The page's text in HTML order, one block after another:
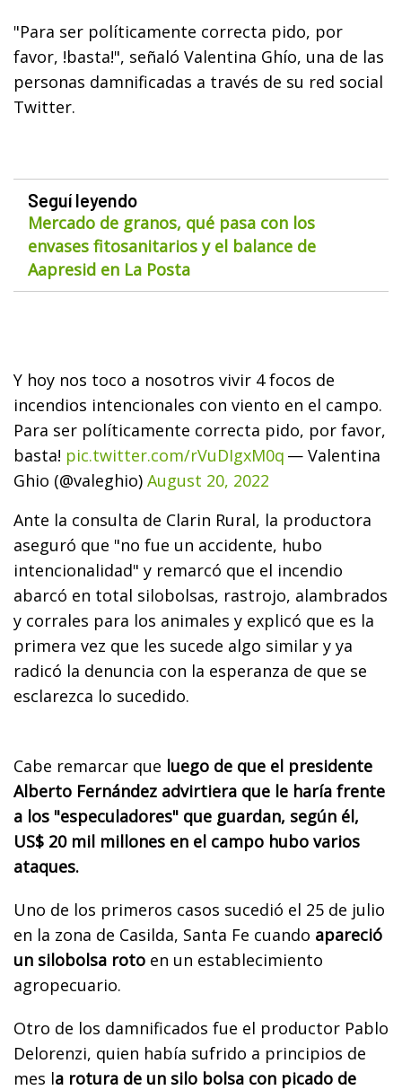
"Para ser políticamente correcta pido, por
favor, !basta!", señaló Valentina Ghío, una de las
personas damnificadas a través de su red social
Twitter.
Seguí leyendo
Mercado de granos, qué pasa con los
envases fitosanitarios y el balance de
Aapresid en La Posta
Y hoy nos toco a nosotros vivir 4 focos de
incendios intencionales con viento en el campo.
Para ser políticamente correcta pido, por favor,
basta! pic.twitter.com/rVuDIgxM0q — Valentina
Ghio (@valeghio) August 20, 2022
Ante la consulta de Clarin Rural, la productora
aseguró que "no fue un accidente, hubo
intencionalidad" y remarcó que el incendio
abarcó en total silobolsas, rastrojo, alambrados
y corrales para los animales y explicó que es la
primera vez que les sucede algo similar y ya
radicó la denuncia con la esperanza de que se
esclarezca lo sucedido.
Cabe remarcar que luego de que el presidente
Alberto Fernández advirtiera que le haría frente
a los "especuladores" que guardan, según él,
US$ 20 mil millones en el campo hubo varios
ataques.
Uno de los primeros casos sucedió el 25 de julio
en la zona de Casilda, Santa Fe cuando apareció
un silobolsa roto en un establecimiento
agropecuario.
Otro de los damnificados fue el productor Pablo
Delorenzi, quien había sufrido a principios de
mes la rotura de un silo bolsa con picado de